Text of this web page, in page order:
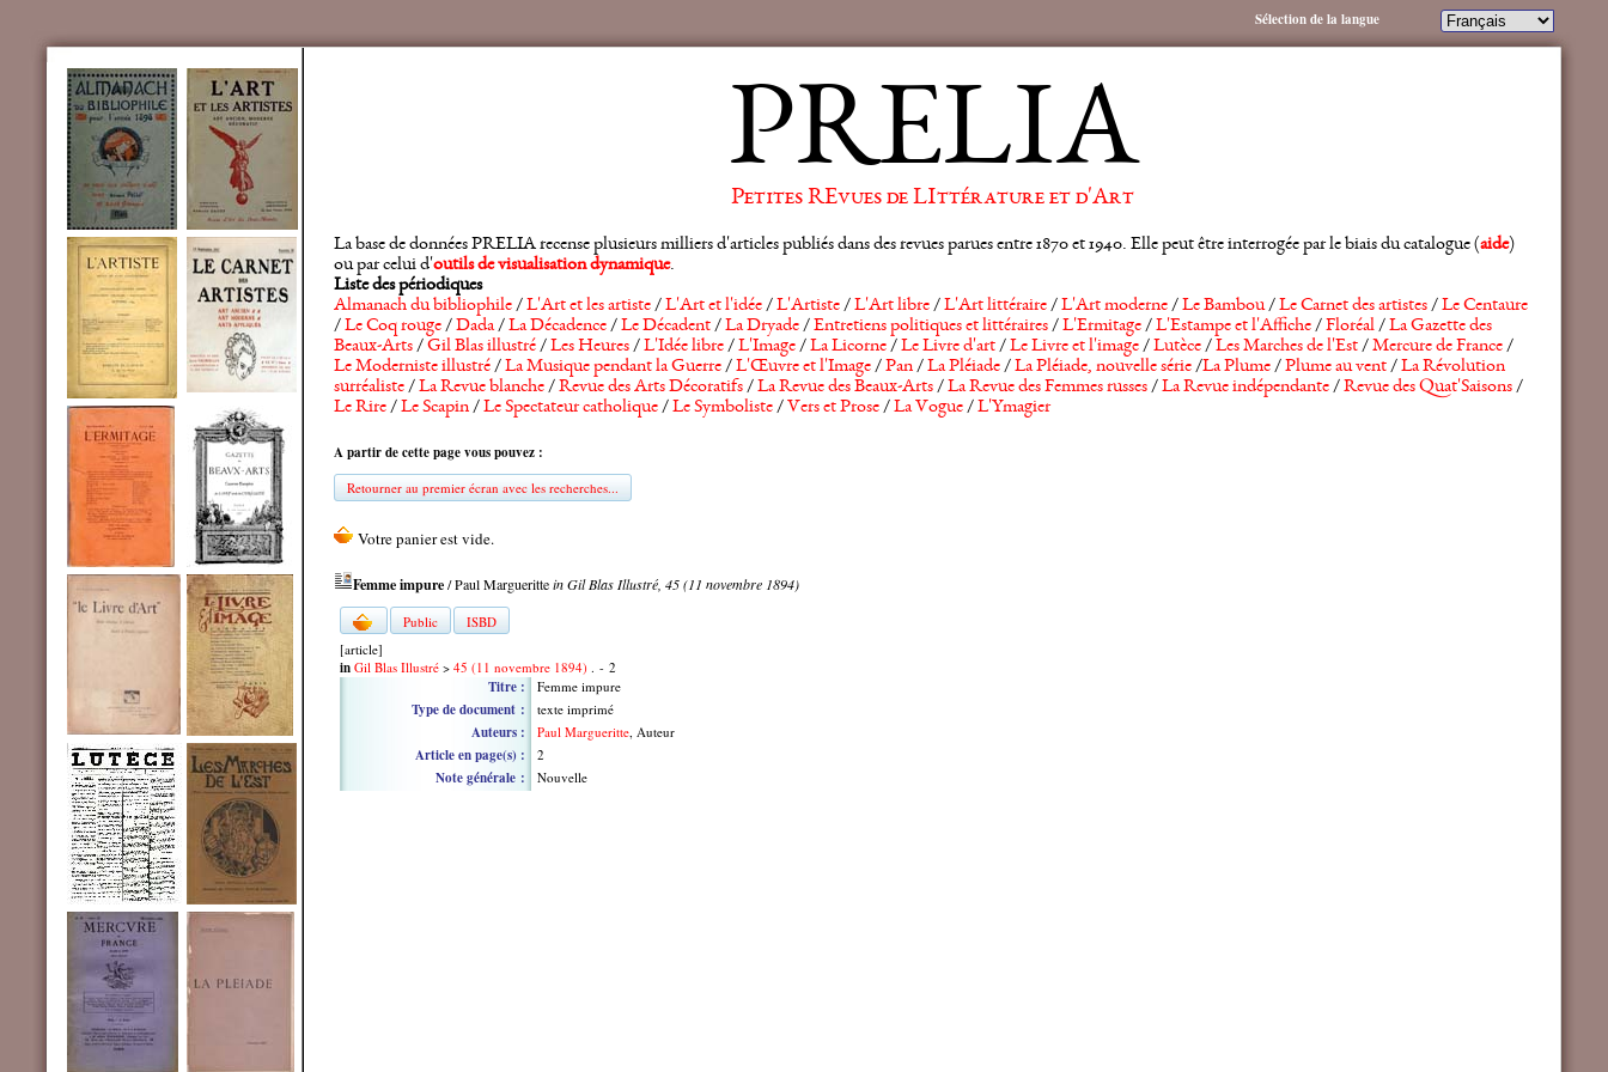
PRELIA
Petites REvues de LIttérature et d'Art
La base de données PRELIA recense plusieurs milliers d'articles publiés dans des revues parues entre 1870 et 1940. Elle peut être interrogée par le biais du catalogue (aide)
ou par celui d'outils de visualisation dynamique.
Liste des périodiques
Almanach du bibliophile/L'Art et les artiste/L'Art et l'idée/L'Artiste/L'Art libre/L'Art littéraire/L'Art moderne/Le Bambou/Le Carnet des artistes/Le Centaure
/Le Coq rouge/Dada/La Décadence/Le Décadent/La Dryade/Entretiens politiques et littéraires/L'Ermitage/L'Estampe et l'Affiche/Floréal/La Gazette des
Beaux-Arts/Gil Blas illustré/Les Heures/L'Idée libre/L'Image/La Licorne/Le Livre d'art/Le Livre et l'image/Lutèce/Les Marches de l'Est/Mercure de France/
Le Moderniste illustré/La Musique pendant la Guerre/L'Œuvre et l'Image/Pan/La Pléiade/La Pléiade, nouvelle série/La Plume/Plume au vent/La Révolution
surréaliste/La Revue blanche/Revue des Arts Décoratifs/La Revue des Beaux-Arts/La Revue des Femmes russes/La Revue indépendante/Revue des Quat'Saisons/
Le Rire/Le Scapin/Le Spectateur catholique/Le Symboliste/ Vers et Prose/La Vogue/L'Ymagier
A partir de cette page vous pouvez :
Retourner au premier écran avec les recherches...
Femme impure/ Paul Marguerittein Gil Blas Illustré, 45 (11 novembre 1894)
Public
ISBD
[article]
in Gil Blas Illustré > 45 (11 novembre 1894) . - 2
Titre : Femme impure
Type de document : texte imprimé
Auteurs : Paul Margueritte, Auteur
Article en page(s) : 2
Note générale : Nouvelle
Sélection de la langue